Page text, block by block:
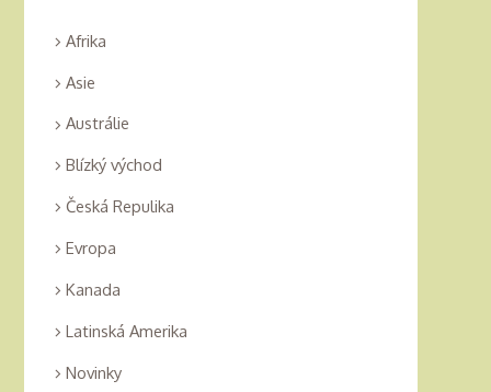
Afrika
Asie
Austrálie
Blízký východ
Česká Repulika
Evropa
Kanada
Latinská Amerika
Novinky